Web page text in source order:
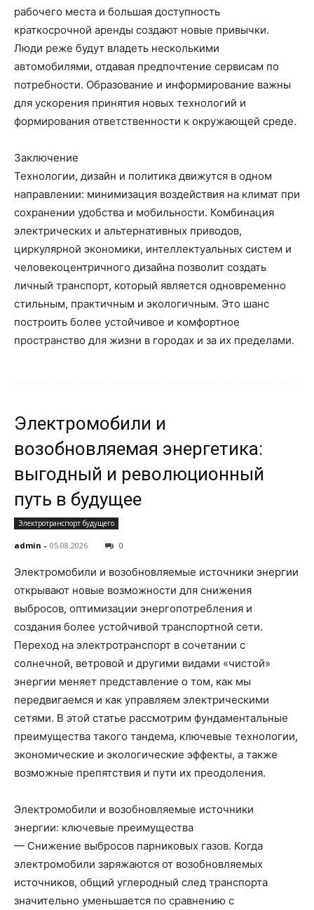
рабочего места и большая доступность
краткосрочной аренды создают новые привычки.
Люди реже будут владеть несколькими
автомобилями, отдавая предпочтение сервисам по
потребности. Образование и информирование важны
для ускорения принятия новых технологий и
формирования ответственности к окружающей среде.
Заключение
Технологии, дизайн и политика движутся в одном
направлении: минимизация воздействия на климат при
сохранении удобства и мобильности. Комбинация
электрических и альтернативных приводов,
циркулярной экономики, интеллектуальных систем и
человекоцентричного дизайна позволит создать
личный транспорт, который является одновременно
стильным, практичным и экологичным. Это шанс
построить более устойчивое и комфортное
пространство для жизни в городах и за их пределами.
Электромобили и
возобновляемая энергетика:
выгодный и революционный
путь в будущее
Электротранспорт будущего
admin - 05.08.2026 0
Электромобили и возобновляемые источники энергии
открывают новые возможности для снижения
выбросов, оптимизации энергопотребления и
создания более устойчивой транспортной сети.
Переход на электротранспорт в сочетании с
солнечной, ветровой и другими видами «чистой»
энергии меняет представление о том, как мы
передвигаемся и как управляем электрическими
сетями. В этой статье рассмотрим фундаментальные
преимущества такого тандема, ключевые технологии,
экономические и экологические эффекты, а также
возможные препятствия и пути их преодоления.
Электромобили и возобновляемые источники
энергии: ключевые преимущества
— Снижение выбросов парниковых газов. Когда
электромобили заряжаются от возобновляемых
источников, общий углеродный след транспорта
значительно уменьшается по сравнению с